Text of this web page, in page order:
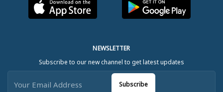
NEWSLETTER
Subscribe to our new channel to get latest updates
Subscribe